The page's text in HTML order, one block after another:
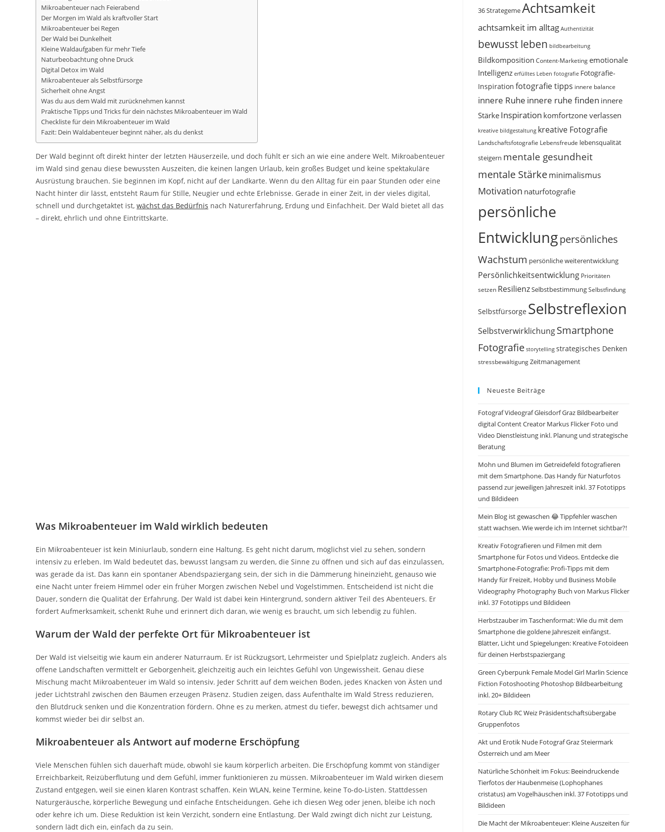
Mikroabenteuer nach Feierabend
Der Morgen im Wald als kraftvoller Start
Mikroabenteuer bei Regen
Der Wald bei Dunkelheit
Kleine Waldaufgaben für mehr Tiefe
Naturbeobachtung ohne Druck
Digital Detox im Wald
Mikroabenteuer als Selbstfürsorge
Sicherheit ohne Angst
Was du aus dem Wald mit zurücknehmen kannst
Praktische Tipps und Tricks für dein nächstes Mikroabenteuer im Wald
Checkliste für dein Mikroabenteuer im Wald
Fazit: Dein Waldabenteuer beginnt näher, als du denkst
Der Wald beginnt oft direkt hinter der letzten Häuserzeile, und doch fühlt er sich an wie eine andere Welt. Mikroabenteuer
im Wald sind genau diese bewussten Auszeiten, die keinen langen Urlaub, kein großes Budget und keine spektakuläre
Ausrüstung brauchen. Sie beginnen im Kopf, nicht auf der Landkarte. Wenn du den Alltag für ein paar Stunden oder eine
Nacht hinter dir lässt, entsteht Raum für Stille, Neugier und echte Erlebnisse. Gerade in einer Zeit, in der vieles digital,
schnell und durchgetaktet ist, wächst das Bedürfnis nach Naturerfahrung, Erdung und Einfachheit. Der Wald bietet all das
– direkt, ehrlich und ohne Eintrittskarte.
Was Mikroabenteuer im Wald wirklich bedeuten
Ein Mikroabenteuer ist kein Miniurlaub, sondern eine Haltung. Es geht nicht darum, möglichst viel zu sehen, sondern
intensiv zu erleben. Im Wald bedeutet das, bewusst langsam zu werden, die Sinne zu öffnen und sich auf das einzulassen,
was gerade da ist. Das kann ein spontaner Abendspaziergang sein, der sich in die Dämmerung hineinzieht, genauso wie
eine Nacht unter freiem Himmel oder ein früher Morgen zwischen Nebel und Vogelstimmen. Entscheidend ist nicht die
Dauer, sondern die Qualität der Erfahrung. Der Wald ist dabei kein Hintergrund, sondern aktiver Teil des Abenteuers. Er
fordert Aufmerksamkeit, schenkt Ruhe und erinnert dich daran, wie wenig es braucht, um sich lebendig zu fühlen.
Warum der Wald der perfekte Ort für Mikroabenteuer ist
Der Wald ist vielseitig wie kaum ein anderer Naturraum. Er ist Rückzugsort, Lehrmeister und Spielplatz zugleich. Anders als
offene Landschaften vermittelt er Geborgenheit, gleichzeitig auch ein leichtes Gefühl von Ungewissheit. Genau diese
Mischung macht Mikroabenteuer im Wald so intensiv. Jeder Schritt auf dem weichen Boden, jedes Knacken von Ästen und
jeder Lichtstrahl zwischen den Bäumen erzeugen Präsenz. Studien zeigen, dass Aufenthalte im Wald Stress reduzieren,
den Blutdruck senken und die Konzentration fördern. Ohne es zu merken, atmest du tiefer, bewegst dich achtsamer und
kommst wieder bei dir selbst an.
Mikroabenteuer als Antwort auf moderne Erschöpfung
Viele Menschen fühlen sich dauerhaft müde, obwohl sie kaum körperlich arbeiten. Die Erschöpfung kommt von ständiger
Erreichbarkeit, Reizüberflutung und dem Gefühl, immer funktionieren zu müssen. Mikroabenteuer im Wald wirken diesem
Zustand entgegen, weil sie einen klaren Kontrast schaffen. Kein WLAN, keine Termine, keine To-do-Listen. Stattdessen
Naturgeräusche, körperliche Bewegung und einfache Entscheidungen. Gehe ich diesen Weg oder jenen, bleibe ich noch
oder kehre ich um. Diese Reduktion ist kein Verzicht, sondern eine Entlastung. Der Wald zwingt dich nicht zur Leistung,
sondern lädt dich ein, einfach da zu sein.
36 StrategemeAchtsamkeit
achtsamkeit im alltag Authentizität
bewusst leben bildbearbeitung
Bildkomposition Content-Marketingemotionale
Intelligenz erfülltes Leben fotografie Fotografie-
Inspiration fotografie tipps innere balance
innere Ruhe innere ruhe finden innere
Stärke Inspiration komfortzone verlassen
kreative bildgestaltung kreative Fotografie
Landschaftsfotografie Lebensfreude lebensqualität
steigern mentale gesundheit
mentale Stärkeminimalismus
Motivation naturfotografie
persönliche
Entwicklungpersönliches
Wachstum persönliche weiterentwicklung
Persönlichkeitsentwicklung Prioritäten
setzen ResilienzSelbstbestimmungSelbstfindung
Selbstfürsorge Selbstreflexion
SelbstverwirklichungSmartphone
Fotografie storytelling strategisches Denken
stressbewältigung Zeitmanagement
Neueste Beiträge
Fotograf Videograf Gleisdorf Graz Bildbearbeiter
digital Content Creator Markus Flicker Foto und
Video Dienstleistung inkl. Planung und strategische
Beratung
Mohn und Blumen im Getreidefeld fotografieren
mit dem Smartphone. Das Handy für Naturfotos
passend zur jeweiligen Jahreszeit inkl. 37 Fototipps
und Bildideen
Mein Blog ist gewaschen 😂 Tippfehler waschen
statt wachsen. Wie werde ich im Internet sichtbar?!
Kreativ Fotografieren und Filmen mit dem
Smartphone für Fotos und Videos. Entdecke die
Smartphone-Fotografie: Profi-Tipps mit dem
Handy für Freizeit, Hobby und Business Mobile
Videography Photography Buch von Markus Flicker
inkl. 37 Fototipps und Bildideen
Herbstzauber im Taschenformat: Wie du mit dem
Smartphone die goldene Jahreszeit einfängst.
Blätter, Licht und Spiegelungen: Kreative Fotoideen
für deinen Herbstspaziergang
Green Cyberpunk Female Model Girl Marlin Science
Fiction Fotoshooting Photoshop Bildbearbeitung
inkl. 20+ Bildideen
Rotary Club RC Weiz Präsidentschaftsübergabe
Gruppenfotos
Akt und Erotik Nude Fotograf Graz Steiermark
Österreich und am Meer
Natürliche Schönheit im Fokus: Beeindruckende
Tierfotos der Haubenmeise (Lophophanes
cristatus) am Vogelhäuschen inkl. 37 Fototipps und
Bildideen
Die Macht der Mikroabenteuer: Kleine Auszeiten für